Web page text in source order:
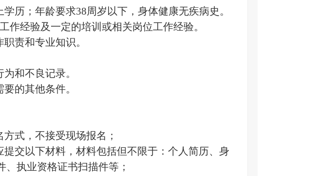
学历；年龄要求38周岁以下，身体健康无疾病史。
工作经验及一定的培训或相关岗位工作经验。
职责和专业知识。
和不良记录。
的其他条件。
式，不接受现场报名；
提交以下材料，材料包括但不限于：个人简历、身
执业资格证书扫描件等；